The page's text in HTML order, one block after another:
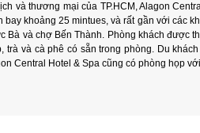
và thương mại của TP.HCM, Alagon
bay khoảng 25 mintues, và rất gần với các
Bà và chợ Bến Thành. Phòng khách được
trà và cà phê có sẵn trong phòng. Du
Central Hotel & Spa cũng có phòng họp